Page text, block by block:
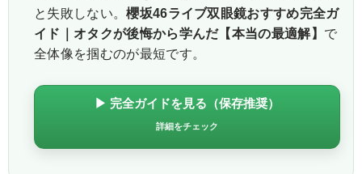
と失敗しない。櫻坂46ライブ双眼鏡おすすめ完全ガ
イド｜オタクが後悔から学んだ【本当の最適解】 で
全体像を掴むのが最短です。
▶ 完全ガイドを見る（保存推奨）
詳細をチェック